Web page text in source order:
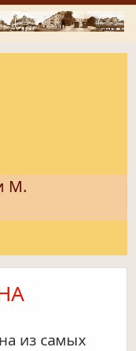
М.
из самых